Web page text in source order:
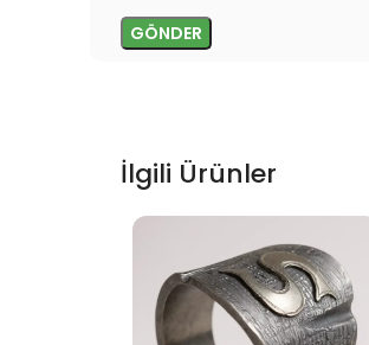
İlgili Ürünler